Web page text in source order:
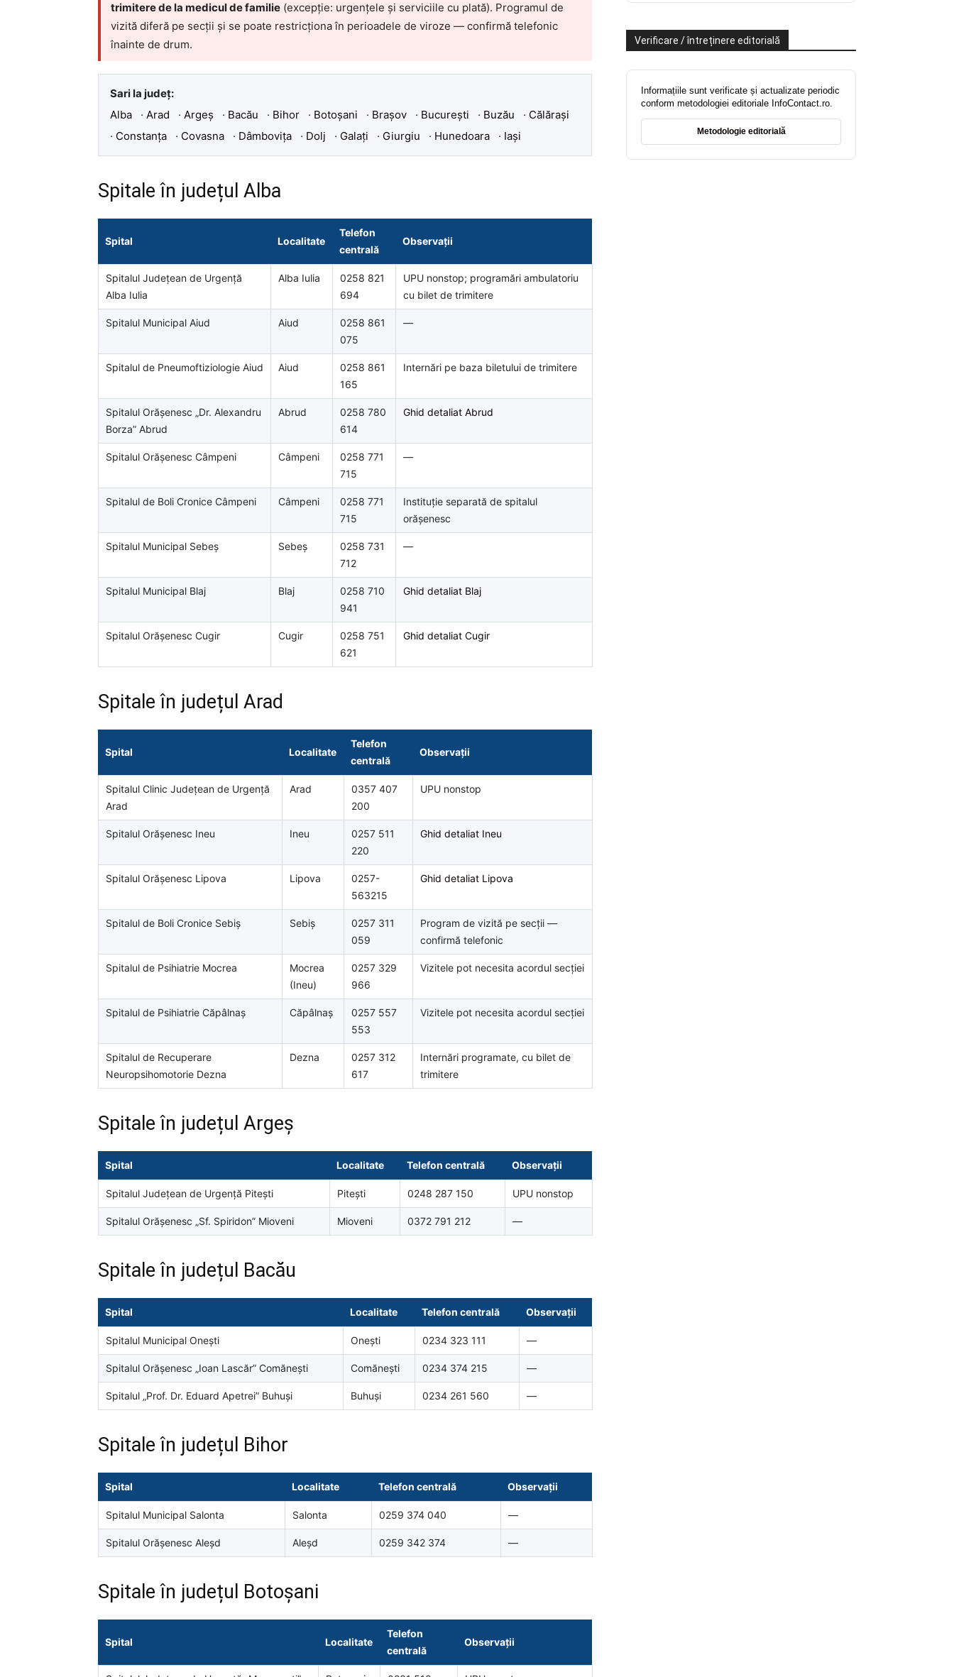
trimitere de la medicul de familie (excepție: urgențele și serviciile cu plată). Programul de
vizită diferă pe secții și se poate restricționa în perioadele de viroze — confirmă telefonic
înainte de drum.
Sari la județ:
Alba
· Arad · Argeș · Bacău · Bihor · Botoșani · Brașov · București · Buzău · Călărași
· Constanța · Covasna · Dâmbovița · Dolj · Galați · Giurgiu · Hunedoara · Iași
Spitale în județul Alba
Spital Localitate
Telefon
centrală
Observații
Spitalul Județean de Urgență
Alba Iulia
Alba Iulia
0258 821
694
UPU nonstop; programări ambulatoriu
cu bilet de trimitere
Spitalul Municipal Aiud Aiud
0258 861
075
—
Spitalul de Pneumoftiziologie Aiud Aiud
0258 861
165
Internări pe baza biletului de trimitere
Spitalul Orășenesc „Dr. Alexandru
Borza” Abrud
Abrud
0258 780
614
Ghid detaliat Abrud
Spitalul Orășenesc Câmpeni Câmpeni
0258 771
715
—
Spitalul de Boli Cronice Câmpeni Câmpeni
0258 771
715
Instituție separată de spitalul
orășenesc
Spitalul Municipal Sebeș Sebeș
0258 731
712
—
Spitalul Municipal Blaj Blaj
0258 710
941
Ghid detaliat Blaj
Spitalul Orășenesc Cugir Cugir
0258 751
621
Ghid detaliat Cugir
Spitale în județul Arad
Spital Localitate
Telefon
centrală
Observații
Spitalul Clinic Județean de Urgență
Arad
Arad
0357 407
200
UPU nonstop
Spitalul Orășenesc Ineu Ineu
0257 511
220
Ghid detaliat Ineu
Spitalul Orășenesc Lipova Lipova
0257-
563215
Ghid detaliat Lipova
Spitalul de Boli Cronice Sebiș Sebiș
0257 311
059
Program de vizită pe secții —
confirmă telefonic
Spitalul de Psihiatrie Mocrea
Mocrea
(Ineu)
0257 329
966
Vizitele pot necesita acordul secției
Spitalul de Psihiatrie Căpâlnaș Căpâlnaș
0257 557
553
Vizitele pot necesita acordul secției
Spitalul de Recuperare
Neuropsihomotorie Dezna
Dezna
0257 312
617
Internări programate, cu bilet de
trimitere
Spitale în județul Argeș
Spital Localitate Telefon centrală Observații
Spitalul Județean de Urgență Pitești Pitești 0248 287 150 UPU nonstop
Spitalul Orășenesc „Sf. Spiridon” Mioveni Mioveni 0372 791 212 —
Spitale în județul Bacău
Spital Localitate Telefon centrală Observații
Spitalul Municipal Onești Onești 0234 323 111 —
Spitalul Orășenesc „Ioan Lascăr” Comănești Comănești 0234 374 215 —
Spitalul „Prof. Dr. Eduard Apetrei” Buhuși Buhuși 0234 261 560 —
Spitale în județul Bihor
Spital Localitate Telefon centrală Observații
Spitalul Municipal Salonta Salonta 0259 374 040 —
Spitalul Orășenesc Aleșd Aleșd 0259 342 374 —
Spitale în județul Botoșani
Spital Localitate
Telefon
centrală
Observații
Verificare / întreținere editorială
Informațiile sunt verificate și actualizate periodic
conform metodologiei editoriale InfoContact.ro.
Metodologie editorială